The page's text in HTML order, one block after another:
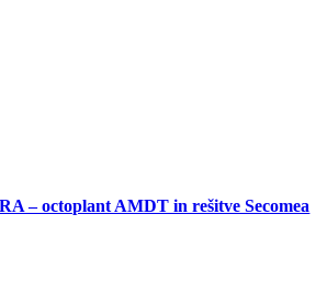
– octoplant AMDT in rešitve Secomea